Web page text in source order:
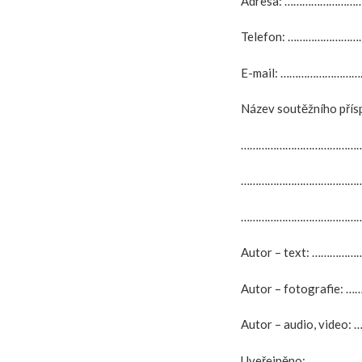
Telefon:
E-mail:
Název soutěžního
Autor – text:
Autor – fotografie:
Autor – audio,